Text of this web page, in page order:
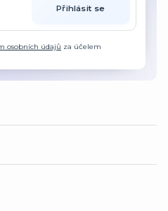
Přihlásit se
osobních údajů za účelem